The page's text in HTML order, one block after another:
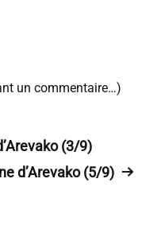
un commentaire…)
(3/9)
d’Arevako (5/9)